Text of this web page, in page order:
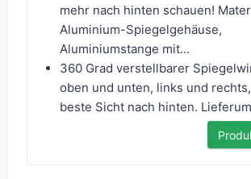
mehr nach hinten schauen!
Aluminium-Spiegelgehäuse,
Aluminiumstange mit...
360 Grad verstellbarer
oben und unten, links und
beste Sicht nach hinten.